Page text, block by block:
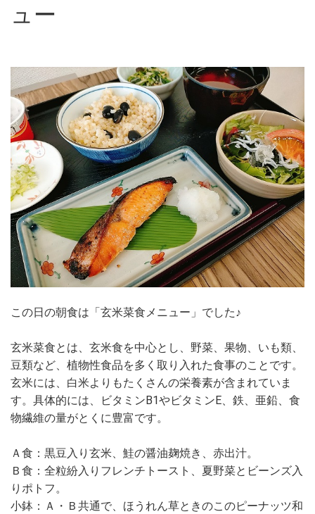
ュー
この日の朝食は「玄米菜食メニュー」でした♪
玄米菜食とは、玄米食を中心とし、野菜、果物、いも類、
豆類など、植物性食品を多く取り入れた食事のことです。
玄米には、白米よりもたくさんの栄養素が含まれていま
す。具体的には、ビタミンB1やビタミンE、鉄、亜鉛、食
物繊維の量がとくに豊富です。
Ａ食：黒豆入り玄米、鮭の醤油麹焼き、赤出汁。
Ｂ食：全粒紛入りフレンチトースト、夏野菜とビーンズ入
りポトフ。
小鉢：Ａ・Ｂ共通で、ほうれん草ときのこのピーナッツ和